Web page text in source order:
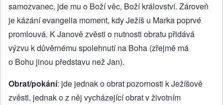
samozvanec, jde mu o Boží věc, Boží království. Zároveň
je kázání evangelia moment, kdy Ježíš u Marka poprvé
promlouvá. K Janově zvěsti o nutnosti obratu přidává
výzvu k důvěrnému spolehnutí na Boha (zřejmě má
o Bohu jinou představu než Jan).
Obrat/pokání: jde jednak o obrat pozornosti k Ježíšově
zvěsti, jednak o z něj vycházející obrat v životním